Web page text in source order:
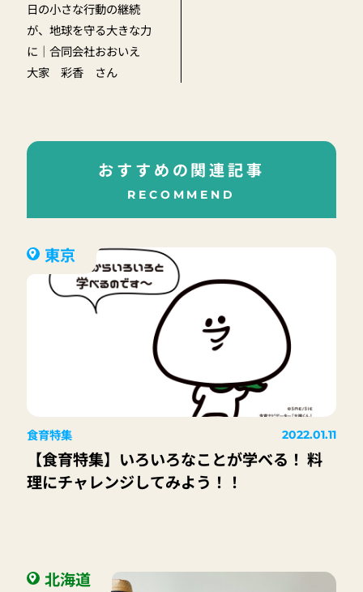
日の小さな行動の継続
が、地球を守る大きな力
に｜合同会社おおいえ
大家 彩香 さん
おすすめの関連記事
RECOMMEND
東京
食育特集 2022.01.11
【食育特集】いろいろなことが学べる！ 料
理にチャレンジしてみよう！！
北海道